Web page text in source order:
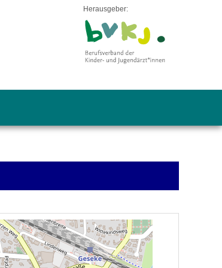
Herausgeber: